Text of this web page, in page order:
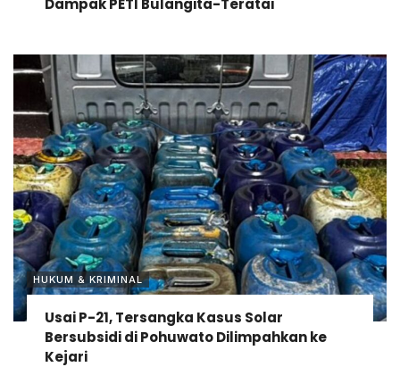
Dampak PETI Bulangita-Teratai
HUKUM & KRIMINAL
Usai P-21, Tersangka Kasus Solar
Bersubsidi di Pohuwato Dilimpahkan ke
Kejari